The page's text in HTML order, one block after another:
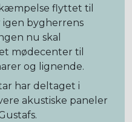
flyttet til
igen bygherrens
nu skal
mødecenter til
og lignende.
har deltaget i
akustiske paneler